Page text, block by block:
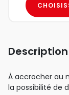
Description
À accrocher au
la possibilité de